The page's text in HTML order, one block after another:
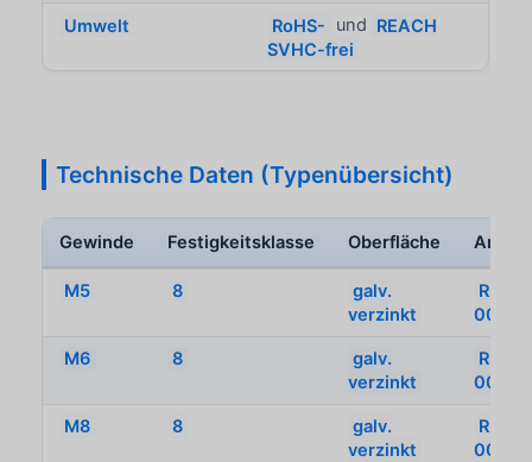
Umwelt RoHS- und REACH
SVHC-frei
Technische Daten (Typenübersicht)
Gewinde Festigkeitsklasse Oberfläche
M5 8
galv.
verzinkt
REY-
M6 8
galv.
verzinkt
REY-
M8 8
galv.
verzinkt
REY-